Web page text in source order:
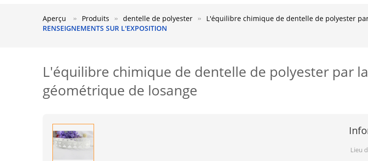
RENSEIGNEMENTS SUR L'EXPOSITION
Aperçu Produits dentelle de polyester L'équilibre chimique de dentelle de polyester
L'équilibre chimique de dentelle de polyester par
géométrique de losange
Lieu